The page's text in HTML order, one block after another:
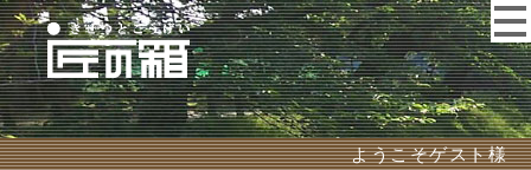
ようこそゲスト様